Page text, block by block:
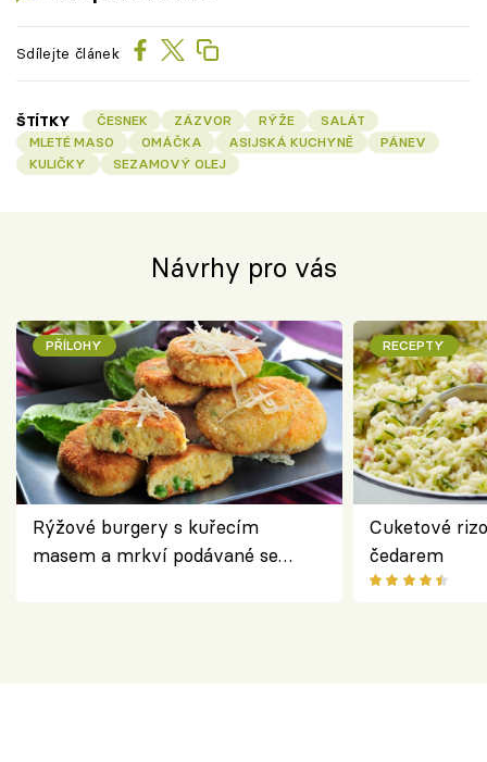
Sdílejte článek
ŠTÍTKY ČESNEK ZÁZVOR RÝŽE
SALÁT
MLETÉ MASO
OMÁČKA ASIJSKÁ KUCHYNĚ
PÁNEV
KULIČKY
SEZAMOVÝ OLEJ
Návrhy pro vás
PŘÍLOHY
Rýžové burgery s kuřecím
masem a mrkví podávané se
RECEPTY
Cuketové
čedarem